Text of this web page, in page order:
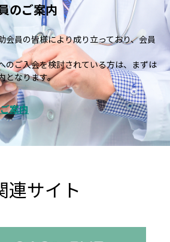
のご案内
会員の皆様により成り⽴っており、会員
のご⼊会を検討されている⽅は、まずは
となります。
案内
連サイト